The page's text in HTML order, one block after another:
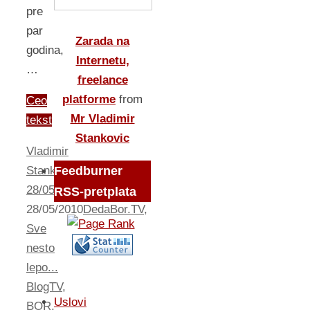
pre
par
godina,
…
Ceo
tekst
Vladimir
Stankovic
28/05/2010
28/05/2010DedaBor.TV,
Sve
nesto
lepo...
BlogTV,
BOR,
Zarada na
Internetu,
freelance
platforme from
Mr Vladimir
Stankovic
Feedburner
RSS-pretplata
Uslovi